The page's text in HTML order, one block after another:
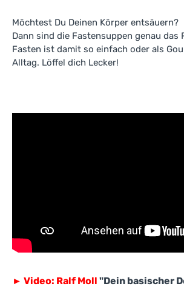
Möchtest Du Deinen Körper entsäuern?
Dann sind die Fastensuppen genau das
Fasten ist damit so einfach oder als
Alltag. Löffel dich Lecker!
► Video: Ralf Moll "Dein basischer